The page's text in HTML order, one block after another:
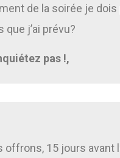
de la soirée je
que j’ai prévu?
pas !,
offrons, 15 jours avant